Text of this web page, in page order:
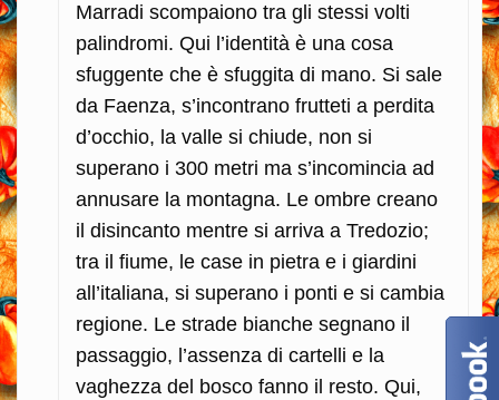
Marradi scompaiono tra gli stessi volti
palindromi. Qui l’identità è una cosa
sfuggente che è sfuggita di mano. Si sale
da Faenza, s’incontrano frutteti a perdita
d’occhio, la valle si chiude, non si
superano i 300 metri ma s’incomincia ad
annusare la montagna. Le ombre creano
il disincanto mentre si arriva a Tredozio;
tra il fiume, le case in pietra e i giardini
all’italiana, si superano i ponti e si cambia
regione. Le strade bianche segnano il
passaggio, l’assenza di cartelli e la
vaghezza del bosco fanno il resto. Qui,